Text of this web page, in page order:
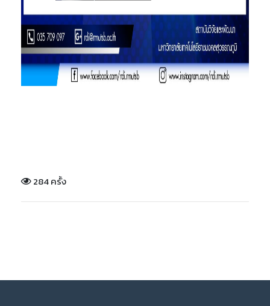
284 ครั้ง